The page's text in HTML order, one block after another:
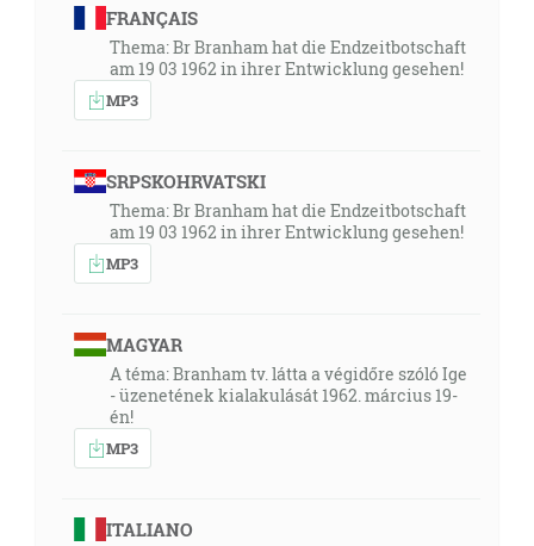
FRANÇAIS
Thema: Br Branham hat die Endzeitbotschaft
am 19 03 1962 in ihrer Entwicklung gesehen!
MP3
SRPSKOHRVATSKI
Thema: Br Branham hat die Endzeitbotschaft
am 19 03 1962 in ihrer Entwicklung gesehen!
MP3
MAGYAR
A téma: Branham tv. látta a végidőre szóló Ige
- üzenetének kialakulását 1962. március 19-
én!
MP3
ITALIANO